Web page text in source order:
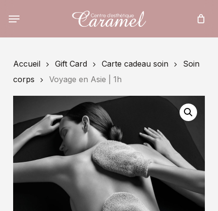
Accueil
Gift Card Carte cadeau soin
Soin
corps
Voyage en Asie | 1h